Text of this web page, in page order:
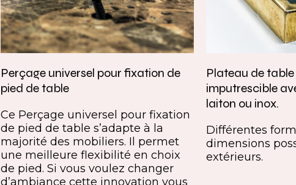
Perçage universel pour fixation de
pied de table
Ce Perçage universel pour fixation
de pied de table s’adapte à la
majorité des mobiliers. Il permet
une meilleure flexibilité en choix
de pied. Si vous voulez changer
d’ambiance cette innovation vous
Plateau de
imputrescible
laiton ou inox.
Différentes
dimensions
extérieurs.